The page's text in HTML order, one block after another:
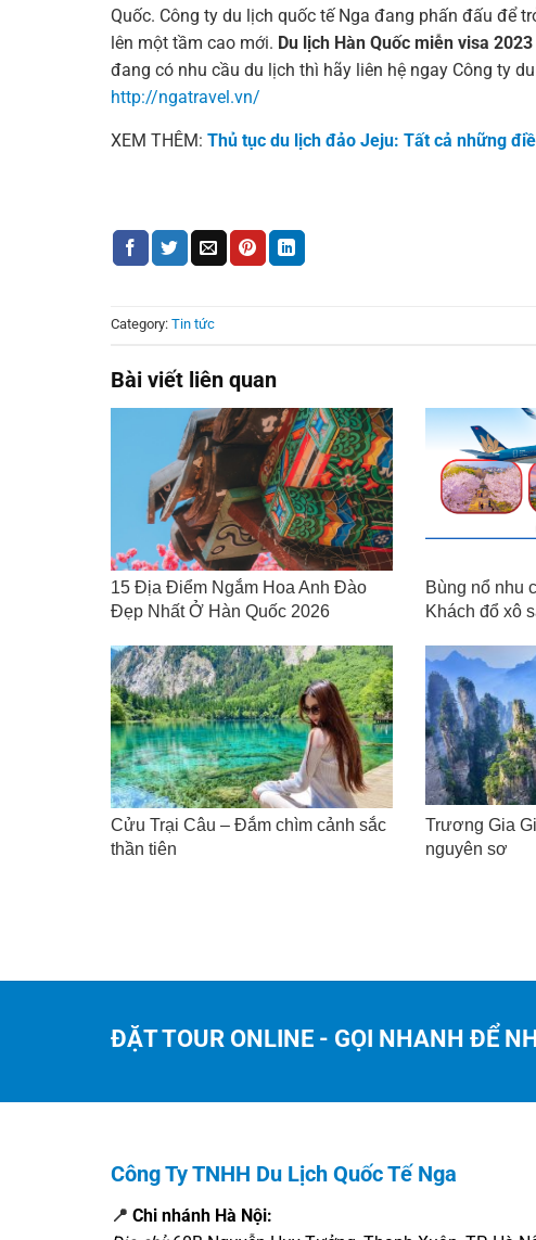
Quốc. Công ty du lịch quốc tế Nga đang phấn đấu để
lên một tầm cao mới. Du lịch Hàn Quốc miễn visa 2023
đang có nhu cầu du lịch thì hãy liên hệ ngay Công ty
http://ngatravel.vn/
XEM THÊM: Thủ tục du lịch đảo Jeju: Tất cả những
Category: Tin tức
Bài viết liên quan
15 Địa Điểm Ngắm Hoa Anh Đào
Đẹp Nhất Ở Hàn Quốc 2026
Bùng nổ nhu
Khách đổ xô
Cửu Trại Câu – Đắm chìm cảnh sắc
thần tiên
Trương Gia
nguyên sơ
ĐẶT TOUR ONLINE - GỌI NHANH ĐỂ
Công Ty TNHH Du Lịch Quốc Tế Nga
📍 Chi nhánh Hà Nội: